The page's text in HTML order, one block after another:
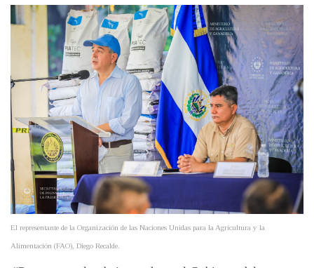
El representante de la Organización de las Naciones Unidas para la Agricultura y la
Alimentación (FAO), Diego Recalde.